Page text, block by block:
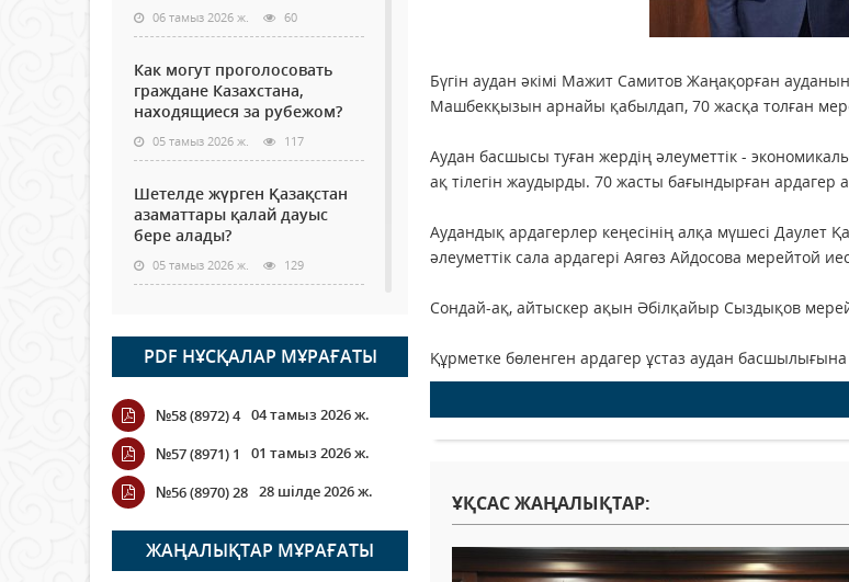
06 тамыз 2026 ж. 60
Как могут проголосовать
граждане Казахстана,
находящиеся за рубежом?
05 тамыз 2026 ж. 117
Шетелде жүрген Қазақстан
азаматтары қалай дауыс
бере алады?
05 тамыз 2026 ж. 129
баға әр түрлі болған
жағдайда
ҮКІМЕТТІК ЕМЕС ҰЙЫМДАРҒА
АРНАЛҒАН СЫЙЛЫҚАҚЫ
КОНКУРСЫНА ӨТІНІМ
ҚАБЫЛДАУ БАСТАЛДЫ
04 тамыз 2026 ж. 107
PDF НҰСҚАЛАР МҰРАҒАТЫ
№58 (8972) 4 04 тамыз 2026 ж.
№57 (8971) 1
01 тамыз 2026 ж.
№56 (8970) 28 28 шілде 2026 ж.
ЖАҢАЛЫҚТАР МҰРАҒАТЫ
Бүгін аудан әкімі Мажит Самитов Жаңақорған
Машбекқызын арнайы қабылдап, 70 жасқа толған
Аудан басшысы туған жердің әлеуметтік -
ақ тілегін жаудырды. 70 жасты бағындырған ардагер
Аудандық ардагерлер кеңесінің алқа мүшесі Даулет
әлеуметтік сала ардагері Аягөз Айдосова мерейтой
Сондай-ақ, айтыскер ақын Әбілқайыр Сыздықов
Құрметке бөленген ардагер ұстаз аудан
ҰҚСАС ЖАҢАЛЫҚТАР: